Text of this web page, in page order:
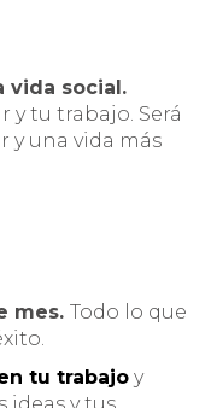
vida social.
y tu trabajo. Será
y una vida más
mes.Todo lo que
tu trabajo y